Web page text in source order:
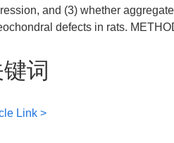
and (3) whether
defects in rats.
词
Link >